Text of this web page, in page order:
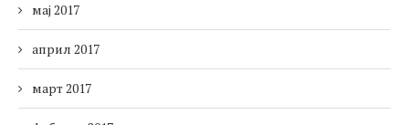
мај 2017
април 2017
март 2017